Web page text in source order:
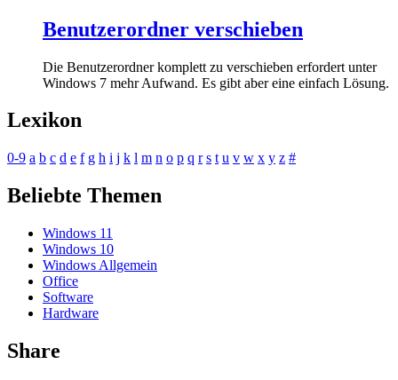
Benutzerordner verschieben
Die Benutzerordner komplett zu verschieben erfordert unter
Windows 7 mehr Aufwand. Es gibt aber eine einfach Lösung.
Lexikon
0-9 a b c d e f g h i j k l m n o p q r s t u v w x y z #
Beliebte Themen
Windows 11
Windows 10
Windows Allgemein
Office
Software
Hardware
Share